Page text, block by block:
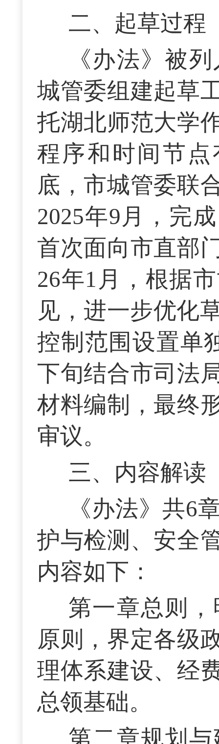
二、起草过程
《办法》被
城管委组建起草
托湖北师范大学
程序和时间节点
底，市城管委联
2025年9月，完
首次面向市直部
26年1月，根据
见，进一步优化
控制范围设置单
下旬结合市司法
材料编制，最终
审议。
三、内容解读
《办法》共6
护与检测、安全
内容如下：
第一章总则
原则，界定各级
理体系建设、经
总领基础。
第二章规划